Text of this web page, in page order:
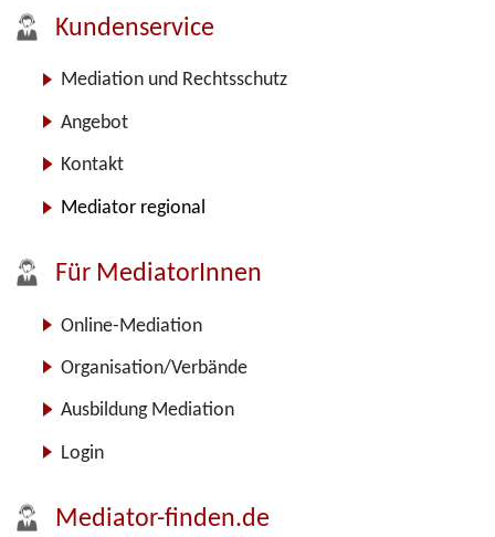
Kundenservice
Mediation und Rechtsschutz
Angebot
Kontakt
Mediator regional
Für MediatorInnen
Online-Mediation
Organisation/Verbände
Ausbildung Mediation
Login
Mediator-finden.de